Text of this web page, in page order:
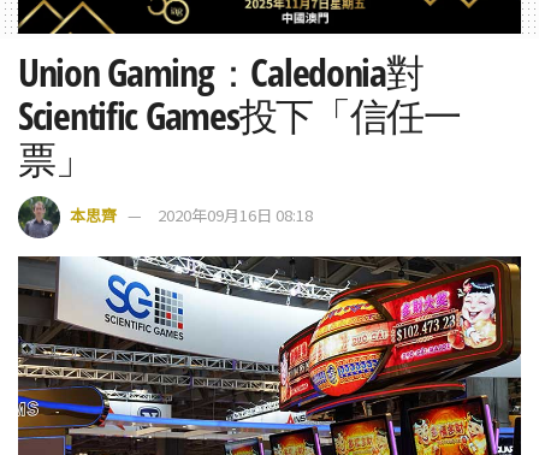
Union Gaming：Caledonia對
Scientific Games投下「信任一
票」
本思齊 2020年09月16日 08:18